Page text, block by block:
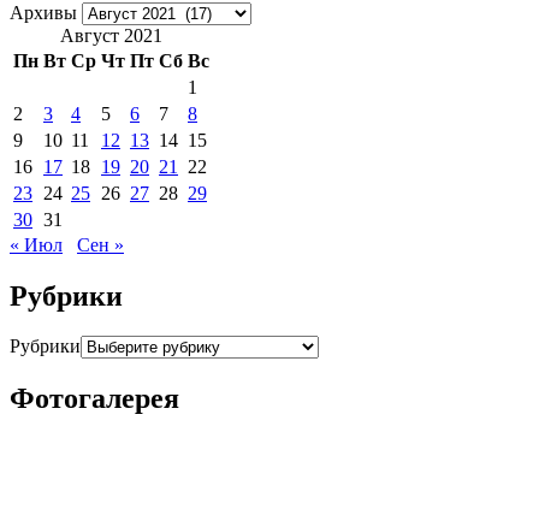
Архивы
Август 2021
Пн Вт Ср Чт Пт Сб Вс
1
2
3 4 5 6 7
8
9
10 11 12 13 14 15
16 17 18 19 20 21
22
23 24 25 26 27 28 29
30 31
« Июл
Сен »
Рубрики
Рубрики
Фотогалерея